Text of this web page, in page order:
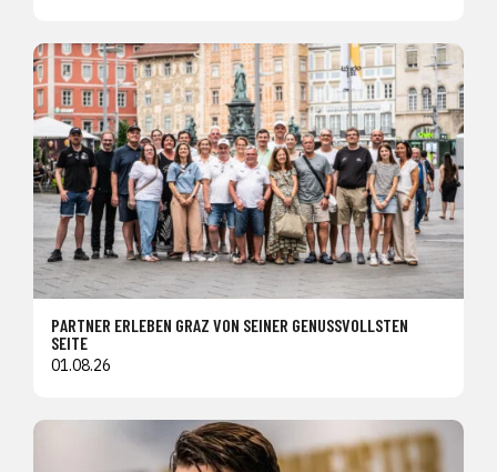
PARTNER ERLEBEN GRAZ VON SEINER GENUSSVOLLSTEN
SEITE
01.08.26